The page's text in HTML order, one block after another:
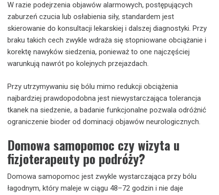
W razie podejrzenia objawów alarmowych, postępujących
zaburzeń czucia lub osłabienia siły, standardem jest
skierowanie do konsultacji lekarskiej i dalszej diagnostyki. Przy
braku takich cech zwykle wdraża się stopniowane obciążanie i
korektę nawyków siedzenia, ponieważ to one najczęściej
warunkują nawrót po kolejnych przejazdach.
Przy utrzymywaniu się bólu mimo redukcji obciążenia
najbardziej prawdopodobna jest niewystarczająca tolerancja
tkanek na siedzenie, a badanie funkcjonalne pozwala odróżnić
ograniczenie bioder od dominacji objawów neurologicznych.
Domowa samopomoc czy wizyta u
fizjoterapeuty po podróży?
Domowa samopomoc jest zwykle wystarczająca przy bólu
łagodnym, który maleje w ciągu 48–72 godzin i nie daje